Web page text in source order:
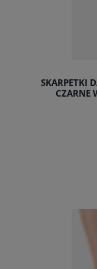
SKARPETKI
CZARNE